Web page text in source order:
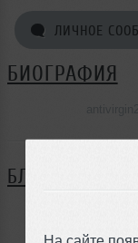
На сайте
ЛИЧНОЕ
БИОГРАФИЯ
БЛОГ